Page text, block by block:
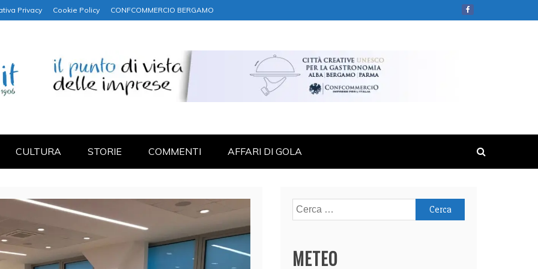
Privacy Cookie Policy CONFCOMMERCIO BERGAMO
CULTURA STORIE COMMENTI AFFARI DI GOLA
Ricerca
per:
METEO